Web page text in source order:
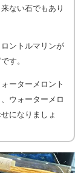
ない石でもあり
ントルマリンが
す。
ーターメロント
ウォーターメロ
になりましょ